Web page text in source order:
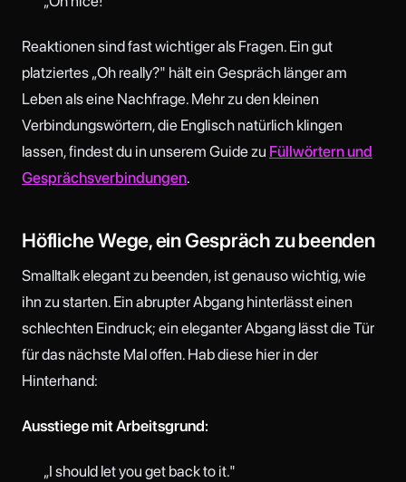
Reaktionen sind fast wichtiger als Fragen. Ein gut
platziertes „Oh really?" hält ein Gespräch länger am
Leben als eine Nachfrage. Mehr zu den kleinen
Verbindungswörtern, die Englisch natürlich klingen
lassen, findest du in unserem Guide zu Füllwörtern und
Gesprächsverbindungen.
Höfliche Wege, ein Gespräch zu beenden
Smalltalk elegant zu beenden, ist genauso wichtig, wie
ihn zu starten. Ein abrupter Abgang hinterlässt einen
schlechten Eindruck; ein eleganter Abgang lässt die Tür
für das nächste Mal offen. Hab diese hier in der
Hinterhand:
Ausstiege mit Arbeitsgrund:
„I should let you get back to it."